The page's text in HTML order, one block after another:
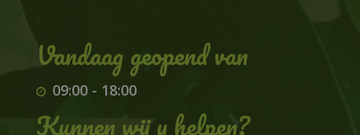
09:00- 18:00
Kunnen wij u helpen?